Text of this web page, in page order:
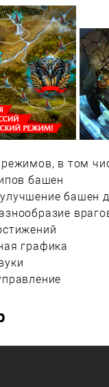
режимов, в том
башен
башен
графика